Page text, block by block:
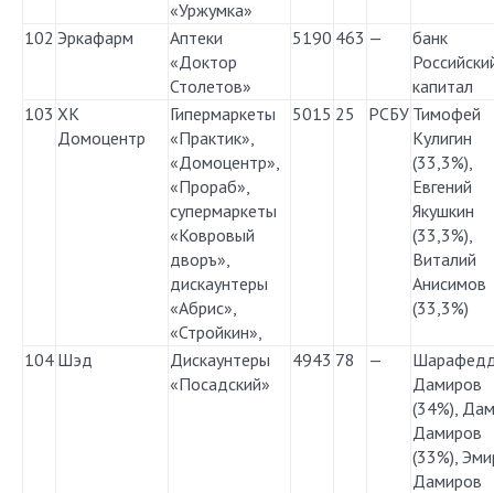
«Уржумка»
102 Эркафарм
Аптеки
«Доктор
Столетов»
5190 463 —
банк
капитал
103 ХК
Домоцентр
Гипермаркеты
«Практик»,
«Домоцентр»,
«Прораб»,
супермаркеты
«Ковровый
дворъ»,
дискаунтеры
«Абрис»,
«Стройкин»,
5015 25 РСБУ Тимофей
Кулигин
(33,3%),
Евгений
Якушкин
(33,3%),
Виталий
Анисимов
(33,3%)
104 Шэд
Дискаунтеры
«Посадский»
4943 78 —
Дамиров
(34%),
Дамиров
(33%),
Дамиров